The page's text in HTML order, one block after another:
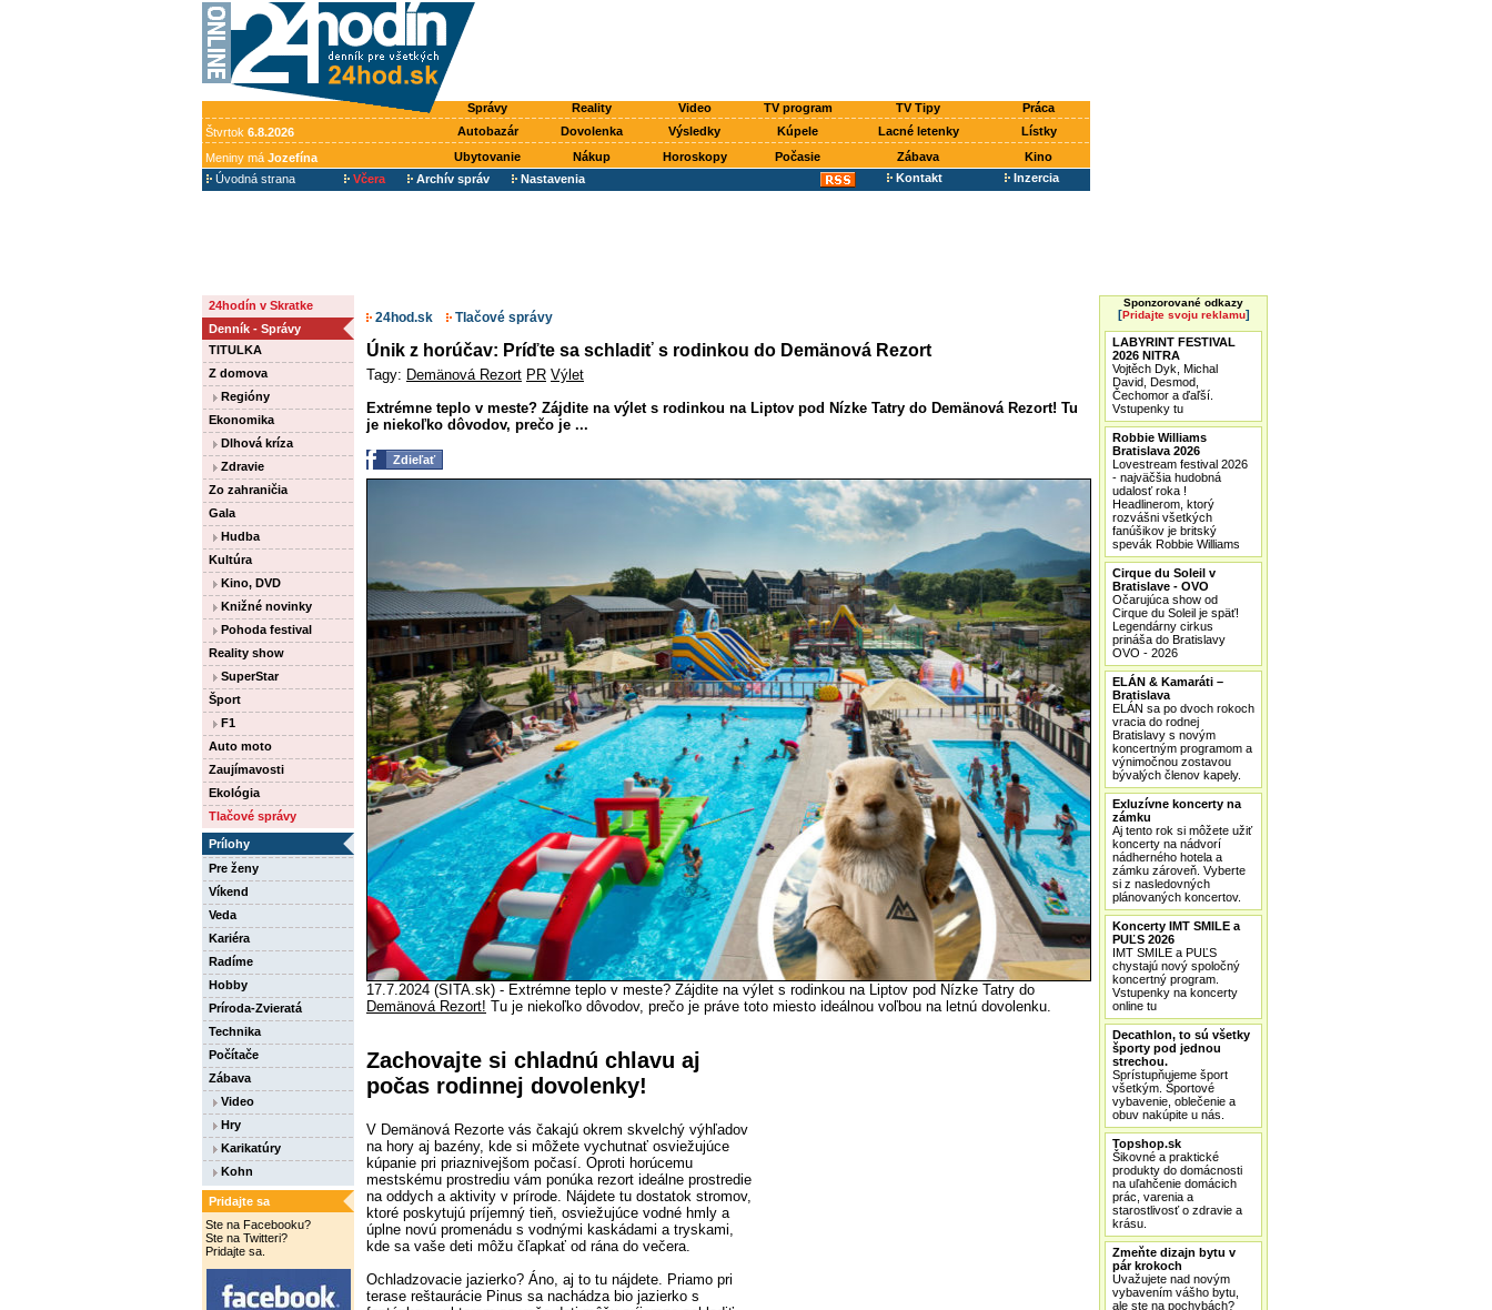
Správy Reality Video TV program TV Tipy
Práca
Štvrtok 6.8.2026 Autobazár Dovolenka Výsledky Kúpele Lacné letenky
Lístky
Meniny má Jozefína Ubytovanie Nákup Horoskopy Počasie Zábava
Kino
Úvodná strana
Včera Archív správ Nastavenia Kontakt Inzercia
24hodín v Skratke
Denník - Správy
TITULKA
Z domova
Regióny
Ekonomika
Dlhová kríza
Zdravie
Zo zahraničia
Gala
Hudba
Kultúra
Kino, DVD
Knižné novinky
Pohoda festival
Reality show
SuperStar
Šport
F1
Auto moto
Zaujímavosti
Ekológia
Tlačové správy
Prílohy
Pre ženy
Víkend
Veda
Kariéra
Radíme
Hobby
Príroda-Zvieratá
Technika
Počítače
Zábava
Video
Hry
Karikatúry
Kohn
Pridajte sa
Ste na Facebooku?
Ste na Twitteri?
Pridajte sa.
24hod.sk Tlačové správy
Únik z horúčav: Príďte sa schladiť s rodinkou do Demänová Rezort
Tagy: Demänová Rezort PR Výlet
Extrémne teplo v meste? Zájdite na výlet s rodinkou na Liptov pod Nízke Tatry do Demänová Rezort! Tu
je niekoľko dôvodov, prečo je ...
Zdieľať
17.7.2024 (SITA.sk) - Extrémne teplo v meste? Zájdite na výlet s rodinkou na Liptov pod Nízke Tatry do
Demänová Rezort! Tu je niekoľko dôvodov, prečo je práve toto miesto ideálnou voľbou na letnú dovolenku.
Zachovajte si chladnú chlavu aj
počas rodinnej dovolenky!
V Demänová Rezorte vás čakajú okrem skvelchý výhľadov
na hory aj bazény, kde si môžete vychutnať osviežujúce
kúpanie pri priaznivejšom počasí. Oproti horúcemu
mestskému prostrediu vám ponúka rezort ideálne prostredie
na oddych a aktivity v prírode. Nájdete tu dostatok stromov,
ktoré poskytujú príjemný tieň, osviežujúce vodné hmly a
úplne novú promenádu s vodnými kaskádami a tryskami,
kde sa vaše deti môžu čľapkať od rána do večera.
Ochladzovacie jazierko? Áno, aj to tu nájdete. Priamo pri
terase reštaurácie Pinus sa nachádza bio jazierko s
Sponzorované odkazy
[Pridajte svoju reklamu]
LABYRINT FESTIVAL
2026 NITRA
Vojtěch Dyk, Michal
David, Desmod,
Čechomor a ďaľší.
Vstupenky tu
Robbie Williams
Bratislava 2026
Lovestream festival 2026
- najväčšia hudobná
udalosť roka !
Headlinerom, ktorý
rozvášni všetkých
fanúšikov je britský
spevák Robbie Williams
Cirque du Soleil v
Bratislave - OVO
Očarujúca show od
Cirque du Soleil je späť!
Legendárny cirkus
prináša do Bratislavy
OVO - 2026
ELÁN & Kamaráti –
Bratislava
ELÁN sa po dvoch rokoch
vracia do rodnej
Bratislavy s novým
koncertným programom a
výnimočnou zostavou
bývalých členov kapely.
Exluzívne koncerty na
zámku
Aj tento rok si môžete užiť
koncerty na nádvorí
nádherného hotela a
zámku zároveň. Vyberte
si z nasledovných
plánovaných koncertov.
Koncerty IMT SMILE a
PUĽS 2026
IMT SMILE a PUĽS
chystajú nový spoločný
koncertný program.
Vstupenky na koncerty
online tu
Decathlon, to sú všetky
športy pod jednou
strechou.
Sprístupňujeme šport
všetkým. Športové
vybavenie, oblečenie a
obuv nakúpite u nás.
Topshop.sk
Šikovné a praktické
produkty do domácnosti
na uľahčenie domácich
prác, varenia a
starostlivosť o zdravie a
krásu.
Zmeňte dizajn bytu v
pár krokoch
Uvažujete nad novým
vybavením vášho bytu,
ale ste na pochybách?